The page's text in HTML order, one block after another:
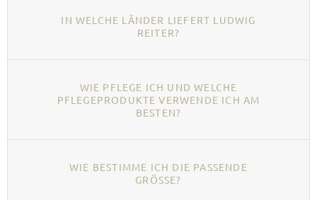
IN WELCHE LÄNDER LIEFERT LUDWIG
REITER?
WIE PFLEGE ICH UND WELCHE
PFLEGEPRODUKTE VERWENDE ICH AM
BESTEN?
WIE BESTIMME ICH DIE PASSENDE
GRÖSSE?